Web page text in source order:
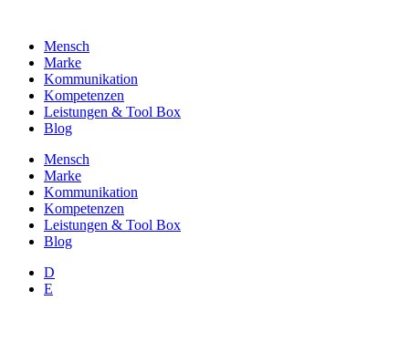
wechselnMensch
Marke
Kommunikation
Kompetenzen
Leistungen & Tool Box
Blog
Mensch
Marke
Kommunikation
Kompetenzen
Leistungen & Tool Box
Blog
D
E